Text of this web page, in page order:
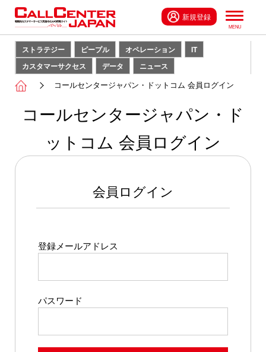
新規登録
ストラテジー ピープル オペレーション
IT
カスタマーサクセス
データ ニュース
コールセンタージャパン・ドットコム 会員ログイン
コールセンタージャパン・ド
ットコム 会員ログイン
会員ログイン
登録メールアドレス
パスワード